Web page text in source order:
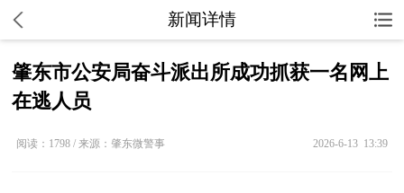
新闻详情
肇东市公安局奋斗派出所成功抓获一名网上
在逃人员
阅读：1798 / 来源：肇东微警事 2026-6-13 13:39